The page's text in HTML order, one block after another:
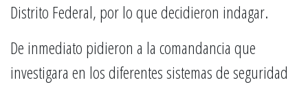
Distrito Federal, por lo que decidieron indagar.
De inmediato pidieron a la comandancia que
investigara en los diferentes sistemas de seguridad